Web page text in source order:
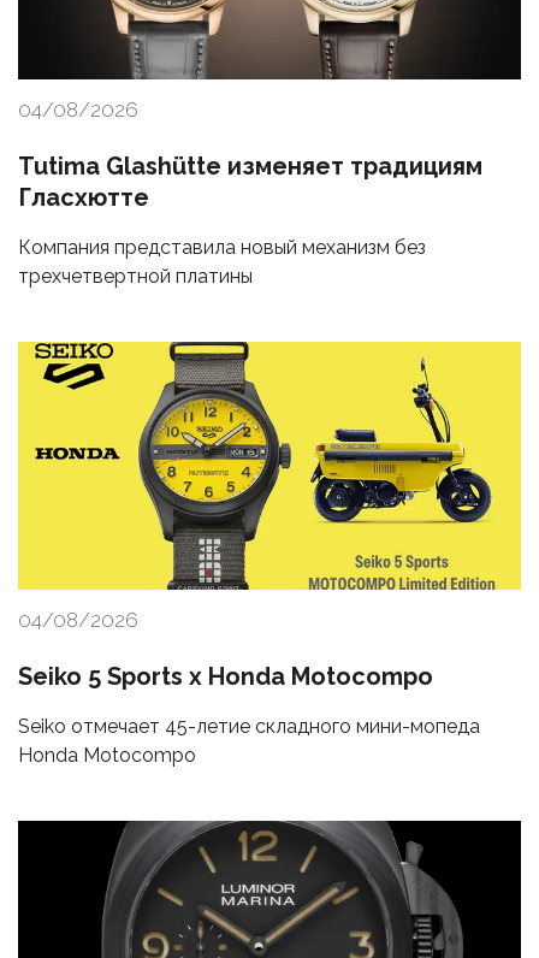
04/08/2026
Tutima Glashütte изменяет традициям
Гласхютте
Компания представила новый механизм без
трехчетвертной платины
04/08/2026
Seiko 5 Sports x Honda Motocompo
Seiko отмечает 45-летие складного мини-мопеда
Honda Motocompo